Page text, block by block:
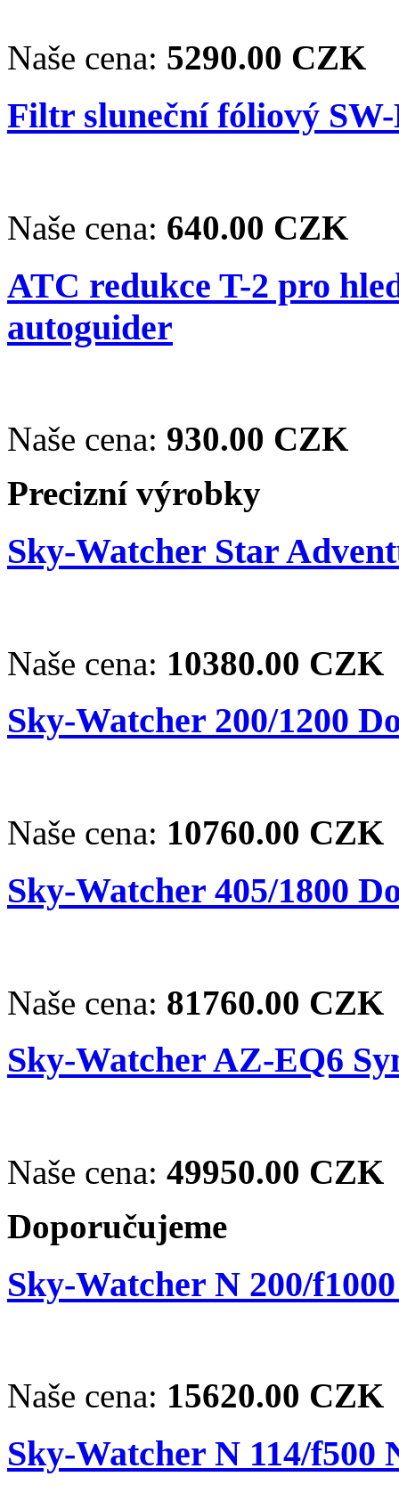
Naše cena: 5290.00 CZK
Filtr sluneční fóliový SW-
Naše cena: 640.00 CZK
ATC redukce T-2 pro
autoguider
Naše cena: 930.00 CZK
Precizní výrobky
Sky-Watcher Star
Naše cena: 10380.00 CZK
Sky-Watcher 200/1200
Naše cena: 10760.00 CZK
Sky-Watcher 405/1800
Naše cena: 81760.00 CZK
Sky-Watcher AZ-EQ6
Naše cena: 49950.00 CZK
Doporučujeme
Sky-Watcher N 200/
Naše cena: 15620.00 CZK
Sky-Watcher N 114/f500